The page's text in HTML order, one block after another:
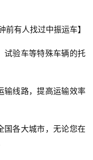
试验车等特殊车辆的托
输线路，提高运输效率
国各大城市，无论您在